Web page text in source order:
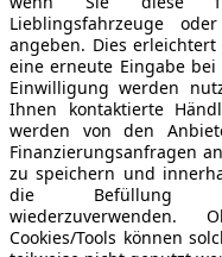
Lieblingsfahrzeuge
angeben. Dies
eine erneute Eingabe
Einwilligung werden
Ihnen kontaktierte
werden von den
Finanzierungsanfragen
zu speichern und
die Befüllung
Cookies/Tools können